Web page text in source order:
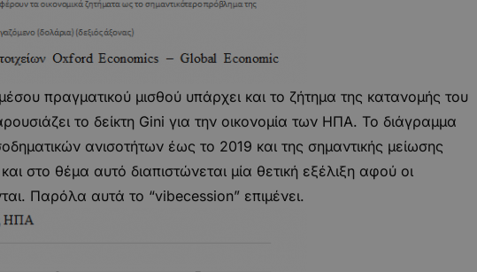
πραγματικού μισθού υπάρχει και το ζήτημα της κατανομής του
το δείκτη Gini για την οικονομία των ΗΠΑ. Το διάγραμμα
ανισοτήτων έως το 2019 και της σημαντικής μείωσης
στο θέμα αυτό διαπιστώνεται μία θετική εξέλιξη αφού οι
Παρόλα αυτά το “vibecession” επιμένει.